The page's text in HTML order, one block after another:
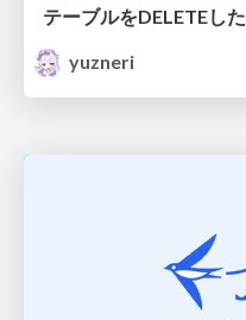
テーブルをDELETEした
yuzneri